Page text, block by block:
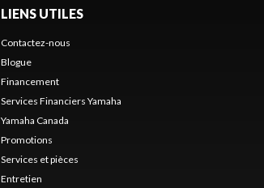
LIENS UTILES
Contactez-nous
Blogue
Financement
Services Financiers Yamaha
Yamaha Canada
Promotions
Services et pièces
Entretien